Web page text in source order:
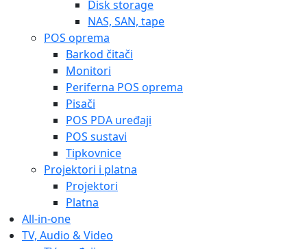
Disk storage
NAS, SAN, tape
POS oprema
Barkod čitači
Monitori
Periferna POS oprema
Pisači
POS PDA uređaji
POS sustavi
Tipkovnice
Projektori i platna
Projektori
Platna
All-in-one
TV, Audio & Video